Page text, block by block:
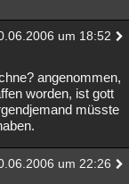
um 18:52
angenommen,
worden, ist gott
müsste
um 22:26